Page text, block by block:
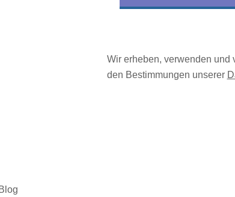
Wir erheben, verwenden und
den Bestimmungen unserer
Blog